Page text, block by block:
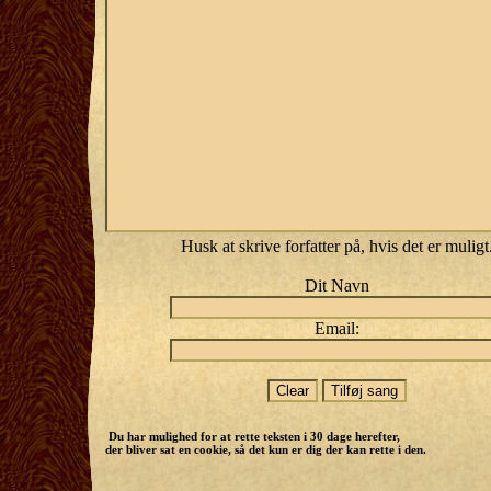
Husk at skrive forfatter på, hvis det er
Dit Navn
Email:
Du har mulighed for at rette teksten i 30 dage herefter,
der bliver sat en cookie, så det kun er dig der kan rette i den.